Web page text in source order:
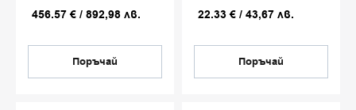
Разтвори за запълване на дупки,
които възстановяват
структурната цялост и
456.57 € / 892,98 лв.
Поръчай
22.33 € / 43,67 лв.
Поръчай